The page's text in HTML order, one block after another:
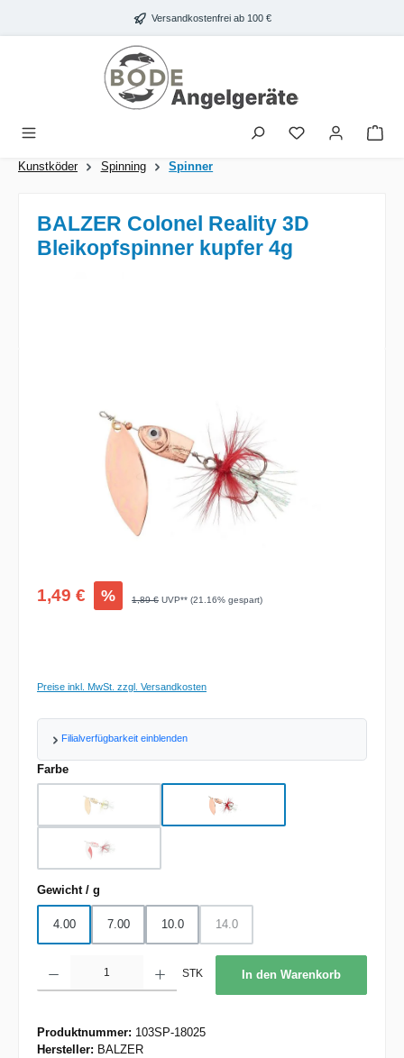
Zum Hauptinhalt springen Versandkostenfrei ab 100 €
Kunstköder Spinning Spinner
BALZER Colonel Reality 3D
Bleikopfspinner kupfer 4g
Verkaufspreis:
1,49 € % Regulärer Preis:
1,89 € UVP** (21.16% gespart)
Preise inkl. MwSt. zzgl. Versandkosten
Filialverfügbarkeit einblenden
Farbeauswählen
gold
(Diese Option ist zurzeit nicht verfügbar.)
Kupfer
weiss-rot
(Diese Option ist zurzeit nicht verfügbar.)
Gewicht / g
4.00 7.00 10.0 14.0
(Diese Option ist zurzeit nicht verfügbar.)
STK In den Warenkorb
Produktnummer: 103SP-18025
Hersteller: BALZER